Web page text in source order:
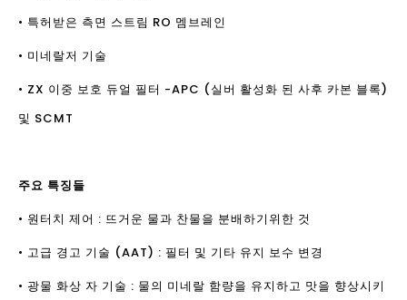
• 특허받은 측면 스트림 RO 멤브레인
• 미네랄저 기술
• ZX 이중 보호 듀얼 필터 -APC (실버 활성화 된 사후 카본 블록)
및 SCMT
주요 특징들
• 원터치 제어 : 뜨거운 물과 찬물을 분배하기위한 것
• 고급 경고 기술 (AAT) : 필터 및 기타 유지 보수 변경
• 광물 화상 자 기술 : 물의 미네랄 함량을 유지하고 맛을 향상시키